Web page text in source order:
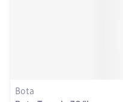
Bota